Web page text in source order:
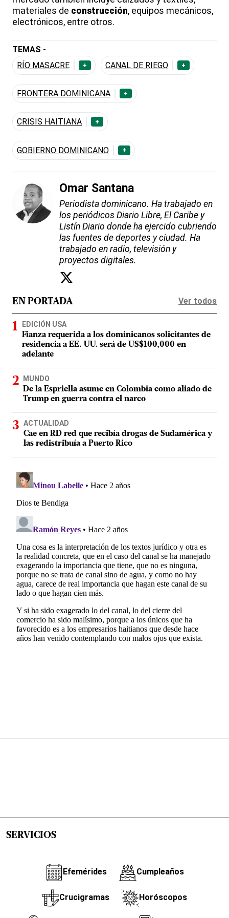
materiales de construcción, equipos mecánicos,
electrónicos, entre otros.
TEMAS -
RÍO MASACRE
+ CANAL DE RIEGO +
FRONTERA DOMINICANA +
CRISIS HAITIANA +
GOBIERNO DOMINICANO +
Omar Santana
Periodista dominicano. Ha trabajado en
los periódicos Diario Libre, El Caribe y
Listín Diario donde ha ejercido cubriendo
las fuentes de deportes y ciudad. Ha
trabajado en radio, televisión y
proyectos digitales.
EN PORTADA Ver todos
EDICIÓN USA
Fianza requerida a los dominicanos solicitantes de
residencia a EE. UU. será de US$100,000 en
adelante
MUNDO
De la Espriella asume en Colombia como aliado de
Trump en guerra contra el narco
ACTUALIDAD
Cae en RD red que recibía drogas de Sudamérica y
las redistribuía a Puerto Rico
SERVICIOS
Efemérides Cumpleaños
Crucigramas Horóscopos